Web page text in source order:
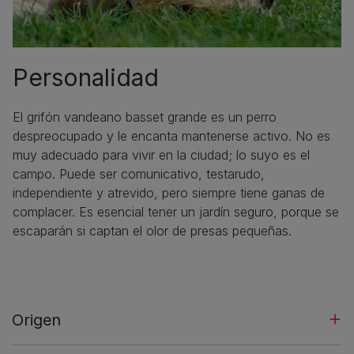
Personalidad
El grifón vandeano basset grande es un perro
despreocupado y le encanta mantenerse activo. No es
muy adecuado para vivir en la ciudad; lo suyo es el
campo. Puede ser comunicativo, testarudo,
independiente y atrevido, pero siempre tiene ganas de
complacer. Es esencial tener un jardín seguro, porque se
escaparán si captan el olor de presas pequeñas.
Origen